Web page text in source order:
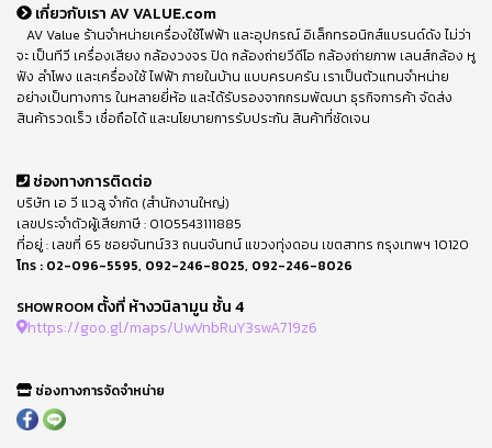
เกี่ยวกับเรา AV VALUE.com
AV Value ร้านจำหน่ายเครื่องใช้ไฟฟ้า และอุปกรณ์ อิเล็กทรอนิกส์แบรนด์ดัง ไม่ว่า
จะ เป็นทีวี เครื่องเสียง กล้องวงจร ปิด กล้องถ่ายวีดีโอ กล้องถ่ายภาพ เลนส์กล้อง หู
ฟัง ลำโพง และเครื่องใช้ ไฟฟ้า ภายในบ้าน แบบครบครัน เราเป็นตัวแทนจำหน่าย
อย่างเป็นทางการ ในหลายยี่ห้อ และได้รับรองจากกรมพัฒนา ธุรกิจการค้า จัดส่ง
สินค้ารวดเร็ว เชื่อถือได้ และนโยบายการรับประกัน สินค้าที่ชัดเจน
ช่องทางการติดต่อ
บริษัท เอ วี แวลู จำกัด (สำนักงานใหญ่)
เลขประจำตัวผู้เสียภาษี : 0105543111885
ที่อยู่ : เลขที่ 65 ซอยจันทน์33 ถนนจันทน์ แขวงทุ่งดอน เขตสาทร กรุงเทพฯ 10120
โทร : 02-096-5595, 092-246-8025, 092-246-8026
SHOWROOM ตั้งที่ ห้างวนิลามูน ชั้น 4
https://goo.gl/maps/UwVnbRuY3swA719z6
ช่องทางการจัดจำหน่าย